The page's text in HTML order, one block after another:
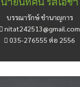
บรรณารักษ์ ชำนาญการ
nitat242513@gmail.com
035-276555 ต่อ 2556